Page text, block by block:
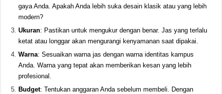
gaya Anda. Apakah Anda lebih suka desain klasik atau yang lebih
modern?
Ukuran: Pastikan untuk mengukur dengan benar. Jas yang terlalu
ketat atau longgar akan mengurangi kenyamanan saat dipakai.
Warna: Sesuaikan warna jas dengan warna identitas kampus
Anda. Warna yang tepat akan memberikan kesan yang lebih
profesional.
Budget: Tentukan anggaran Anda sebelum membeli. Dengan